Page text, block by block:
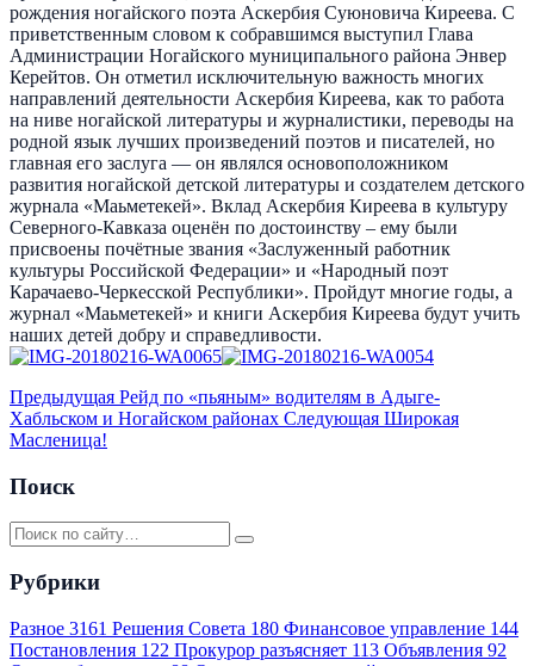
рождения ногайского поэта Аскербия Суюновича Киреева. С
приветственным словом к собравшимся выступил Глава
Администрации Ногайского муниципального района Энвер
Керейтов. Он отметил исключительную важность многих
направлений деятельности Аскербия Киреева, как то работа
на ниве ногайской литературы и журналистики, переводы на
родной язык лучших произведений поэтов и писателей, но
главная его заслуга — он являлся основоположником
развития ногайской детской литературы и создателем детского
журнала «Маьметекей». Вклад Аскербия Киреева в культуру
Северного-Кавказа оценён по достоинству – ему были
присвоены почётные звания «Заслуженный работник
культуры Российской Федерации» и «Народный поэт
Карачаево-Черкесской Республики». Пройдут многие годы, а
журнал «Маьметекей» и книги Аскербия Киреева будут учить
наших детей добру и справедливости.
Предыдущая Рейд по «пьяным» водителям в Адыге-
Хабльском и Ногайском районах Следующая Широкая
Масленица!
Поиск
Рубрики
Разное 3161 Решения Совета 180 Финансовое управление 144
Постановления 122 Прокурор разъясняет 113 Объявления 92